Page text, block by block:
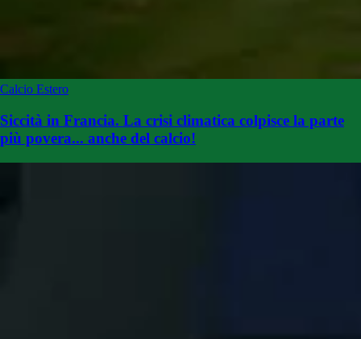
Calcio Estero
Siccità in Francia. La crisi climatica colpisce la parte
più povera... anche del calcio!